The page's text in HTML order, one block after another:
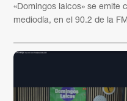
«Domingos laicos» se emite
mediodía, en el 90.2 de la FM